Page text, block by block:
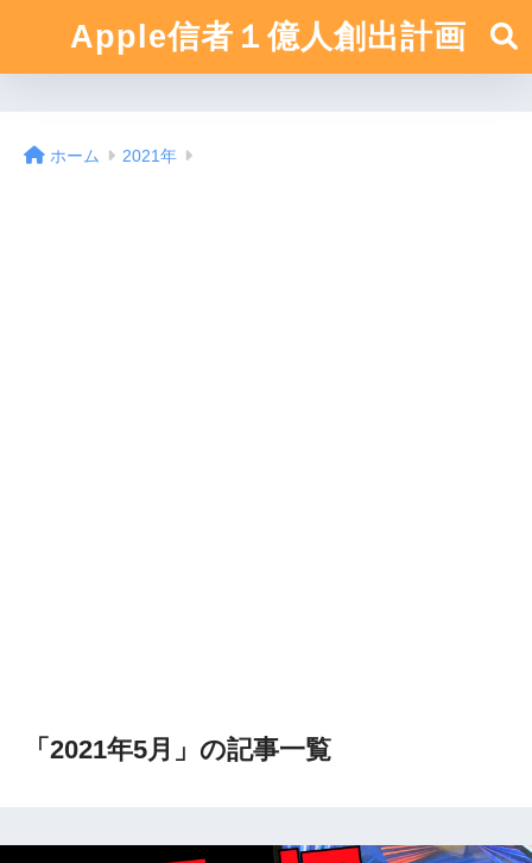
Apple信者１億人創出計画
ホーム 2021年
「2021年5月」の記事一覧